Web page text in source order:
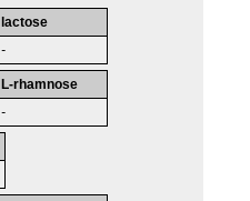
lactose
-
L-rhamnose
-